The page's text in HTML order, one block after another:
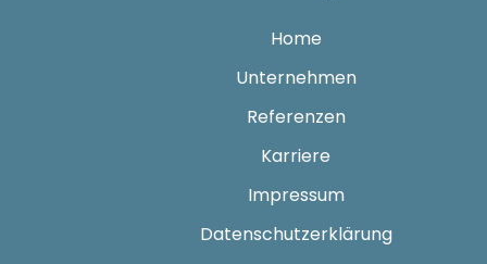
Home
Unternehmen
Referenzen
Karriere
Impressum
Datenschutzerklärung